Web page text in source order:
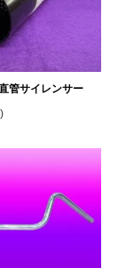
管サイレンサー